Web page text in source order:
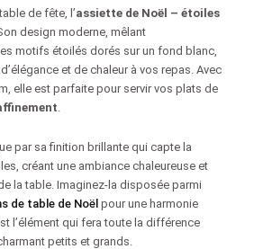
de fête, l’assiette de Noël – étoiles
design moderne, mêlant
motifs étoilés dorés sur un fond blanc,
et de chaleur à vos repas. Avec
elle est parfaite pour servir vos plats de
par sa finition brillante qui capte la
créant une ambiance chaleureuse et
la table. Imaginez-la disposée parmi
de table de Noëlpour une harmonie
l’élément qui fera toute la différence
petits et grands.